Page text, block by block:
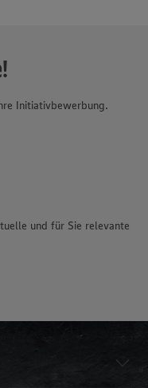
Initiativbewerbung.
und für Sie relevante